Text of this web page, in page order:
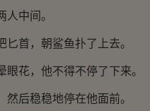
中间。
首，朝鲨鱼扑了上去。
花，他不得不停了下来。
后稳稳地停在他面前。